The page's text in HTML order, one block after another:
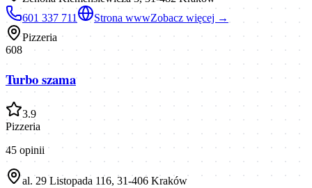
601 337 711
Strona wwwZobacz więcej →
Pizzeria
608
Turbo szama
3.9
Pizzeria
45 opinii
al. 29 Listopada 116, 31-406 Kraków